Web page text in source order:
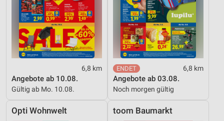
6,8 km
Angebote ab 10.08.
Gültig ab Mo. 10.08.
6,8 km
Angebote ab 03.08.
Noch morgen gültig
Opti Wohnwelt toom Baumarkt